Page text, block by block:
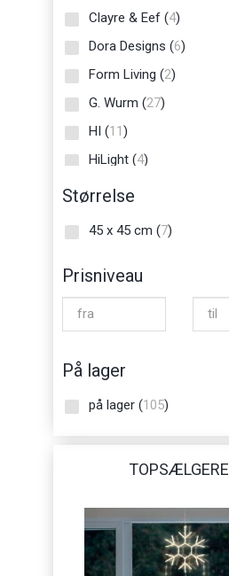
Clayre & Eef (4)
Dora Designs (6)
Form Living (2)
G. Wurm (27)
HI (11)
HiLight (4)
Home Style Collection
Minifeet (
Nina Royal(1)
Orion(5)
Silikomart (2)
Størrelse
45 x 45 cm (7)
Prisniveau
På lager
på lager (105)
TOPSÆLGERE